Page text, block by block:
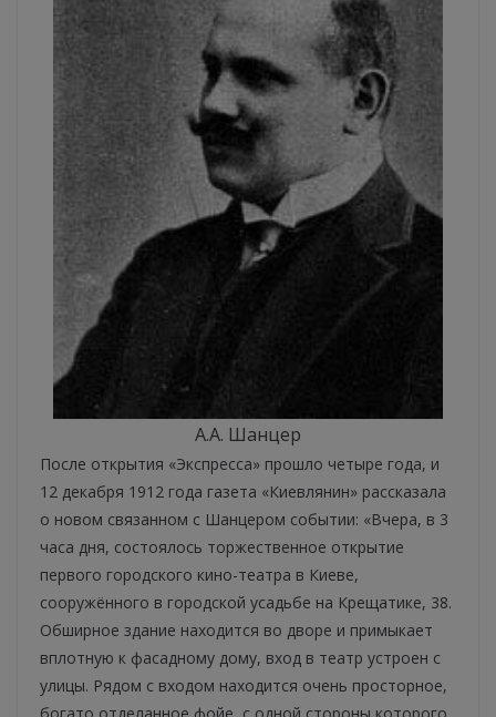
А.А. Шанцер
После открытия «Экспресса» прошло четыре года, и
12 декабря 1912 года газета «Киевлянин» рассказала
о новом связанном с Шанцером событии: «Вчера, в 3
часа дня, состоялось торжественное открытие
первого городского кино-театра в Киеве,
сооружённого в городской усадьбе на Крещатике, 38.
Обширное здание находится во дворе и примыкает
вплотную к фасадному дому, вход в театр устроен с
улицы. Рядом с входом находится очень просторное,
богато отделанное фойе, с одной стороны которого